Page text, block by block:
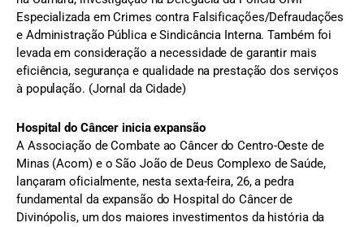
Especializada em Crimes contra Falsificações/Defraudações
e Administração Pública e Sindicância Interna. Também foi
levada em consideração a necessidade de garantir mais
eficiência, segurança e qualidade na prestação dos serviços
à população. (Jornal da Cidade)
Hospital do Câncer inicia expansão
A Associação de Combate ao Câncer do Centro-Oeste de
Minas (Acom) e o São João de Deus Complexo de Saúde,
lançaram oficialmente, nesta sexta-feira, 26, a pedra
fundamental da expansão do Hospital do Câncer de
Divinópolis, um dos maiores investimentos da história da